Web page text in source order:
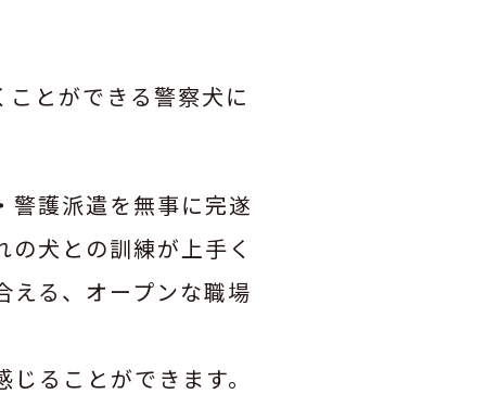
とができる警察犬に
警護派遣を無事に完遂
犬との訓練が上手く
える、オープンな職場
ることができます。